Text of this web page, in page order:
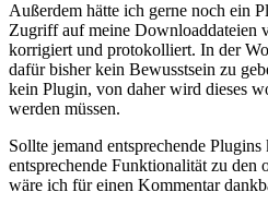
Außerdem hätte ich gerne noch ein
Zugriff auf meine Downloaddateien
korrigiert und protokolliert. In der
dafür bisher kein Bewusstsein zu
kein Plugin, von daher wird dieses
werden müssen.
Sollte jemand entsprechende
entsprechende Funktionalität zu den
wäre ich für einen Kommentar